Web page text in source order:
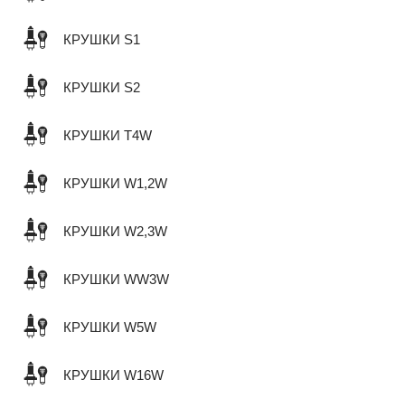
КРУШКИ S1
КРУШКИ S2
КРУШКИ T4W
КРУШКИ W1,2W
КРУШКИ W2,3W
КРУШКИ WW3W
КРУШКИ W5W
КРУШКИ W16W